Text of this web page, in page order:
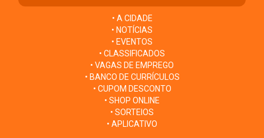
• A CIDADE
• NOTÍCIAS
• EVENTOS
• CLASSIFICADOS
• VAGAS DE EMPREGO
• BANCO DE CURRÍCULOS
• CUPOM DESCONTO
• SHOP ONLINE
• SORTEIOS
• APLICATIVO